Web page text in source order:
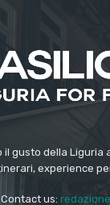
il gusto della Liguria
experience
Contact us: